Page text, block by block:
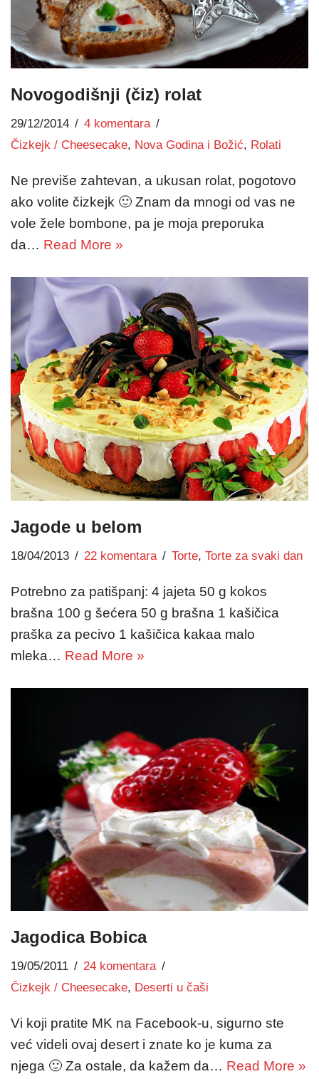
Novogodišnji (čiz) rolat
29/12/2014
4 komentara
Čizkejk / Cheesecake, Nova Godina i Božić, Rolati
Ne previše zahtevan, a ukusan rolat, pogotovo
ako volite čizkejk 🙂 Znam da mnogi od vas ne
vole žele bombone, pa je moja preporuka
da… Read More »
Jagode u belom
18/04/2013 22 komentara Torte, Torte za svaki dan
Potrebno za patišpanj: 4 jajeta 50 g kokos
brašna 100 g šećera 50 g brašna 1 kašičica
praška za pecivo 1 kašičica kakaa malo
mleka… Read More »
Jagodica Bobica
19/05/2011
24 komentara
Čizkejk / Cheesecake, Deserti u čaši
Vi koji pratite MK na Facebook-u, sigurno ste
već videli ovaj desert i znate ko je kuma za
njega 🙂 Za ostale, da kažem da… Read More »